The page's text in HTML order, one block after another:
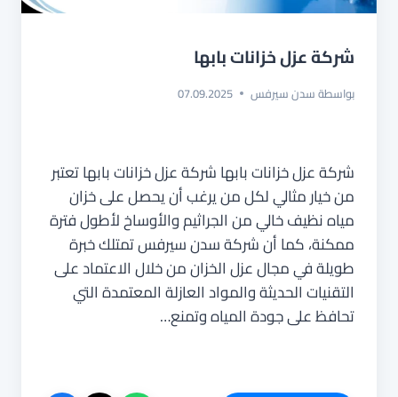
شركة عزل خزانات بابها
بواسطةسدن سيرفس 07.09.2025
شركة عزل خزانات بابها شركة عزل خزانات بابها تعتبر
من خيار مثالي لكل من يرغب أن يحصل على خزان
مياه نظيف خالي من الجراثيم والأوساخ لأطول فترة
ممكنة، كما أن شركة سدن سيرفس تمتلك خبرة
طويلة في مجال عزل الخزان من خلال الاعتماد على
التقنيات الحديثة والمواد العازلة المعتمدة التي
تحافظ على جودة المياه وتمنع…